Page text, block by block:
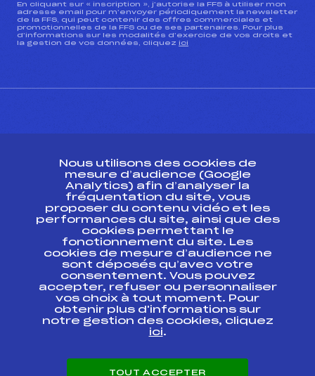
En cliquant sur « inscription », j’autorise la FFS à utiliser mon
adresse email pour m’envoyer périodiquement la newsletter
de la FFS, qui peut contenir des offres commerciales et
promotionnelles de la FFS ou de ses partenaires. Pour plus
d’informations sur les modalités d’exercice de vos droits et
la gestion de vos données, cliquez ici
Ressources
Pass’Neige
Projet sportif fédéral
Projet de performance fédéral
Antidopage
Pôle Développement, Formation, Suivi
Scientifique
Listes ministérielles
Pôle vie de l’athlète
Enseignement professionnel
Nous utilisons des cookies de
mesure d’audience (Google
Analytics) afin d’analyser la
fréquentation du site, vous
proposer du contenu vidéo et les
performances du site, ainsi que des
cookies permettant le
fonctionnement du site. Les
cookies de mesure d’audience ne
sont déposés qu’avec votre
consentement. Vous pouvez
accepter, refuser ou personnaliser
vos choix à tout moment. Pour
obtenir plus d'informations sur
notre gestion des cookies, cliquez
ici.
TOUT ACCEPTER